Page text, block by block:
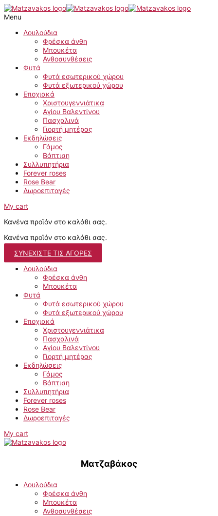
Μετάβαση
στο
περιεχόμενο
Menu
Λουλούδια
Φρέσκα άνθη
Μπουκέτα
Ανθοσυνθέσεις
Φυτά
Φυτά εσωτερικού χώρου
Φυτά εξωτερικού χώρου
Εποχιακά
Χριστουγεννιάτικα
Αγίου Βαλεντίνου
Πασχαλινά
Γιορτή μητέρας
Εκδηλώσεις
Γάμος
Βάπτιση
Συλλυπητήρια
Forever roses
Rose Bear
Δωροεπιταγές
My cart
Κανένα προϊόν στο καλάθι σας.
Κανένα προϊόν στο καλάθι σας.
ΣΥΝΕΧΊΣΤΕ ΤΙΣ ΑΓΟΡΈΣ
Λουλούδια
Φρέσκα άνθη
Μπουκέτα
Φυτά
Φυτά εσωτερικού χώρου
Φυτά εξωτερικού χώρου
Εποχιακά
Χριστουγεννιάτικα
Πασχαλινά
Αγίου Βαλεντίνου
Γιορτή μητέρας
Εκδηλώσεις
Γάμος
Βάπτιση
Συλλυπητήρια
Forever roses
Rose Bear
Δωροεπιταγές
My cart
Ματζαβάκος
Λουλούδια
Φρέσκα άνθη
Μπουκέτα
Ανθοσυνθέσεις
Τεχνητό
μπουκέτο
λευκή
παιώνια
κίτρινο
εσωτερικό
ποσότητα